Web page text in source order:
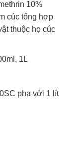
10%
cúc tổng hợp
thuộc họ cúc
1L
pha với 1 lít